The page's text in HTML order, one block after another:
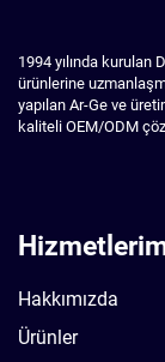
1994 yılında
ürünlerine
yapılan Ar-Ge ve
kaliteli OEM/ODM
Hakkımızda
Ürünler